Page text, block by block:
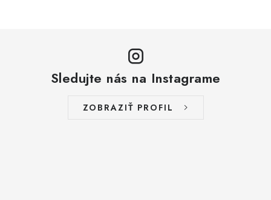
Sledujte nás na Instagrame
ZOBRAZIŤ PROFIL